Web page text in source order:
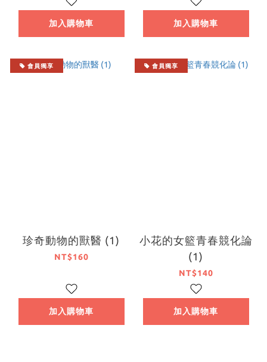
加入購物車 加入購物車
會員獨享
珍奇動物的獸醫 (1)
NT$160
加入購物車
會員獨享
小花的女籃青春競化論
(1)
NT$140
加入購物車